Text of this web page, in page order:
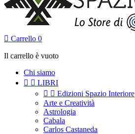
 Carrello 0
Il carrello è vuoto
Chi siamo
  LIBRI
  Edizioni Spazio Interiore
Arte e Creatività
Astrologia
Cabala
Carlos Castaneda